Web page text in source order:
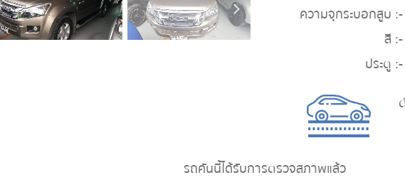
ความจุกระบอกสูบ :-
สี :-
ประตู :-
รถคันนี้ได้รับการตรวจสภาพแล้ว